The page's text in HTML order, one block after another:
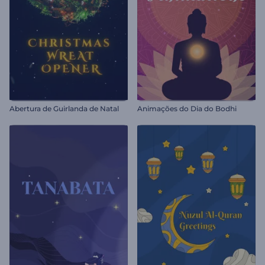
Abertura de Guirlanda de Natal Animações do Dia do Bodhi